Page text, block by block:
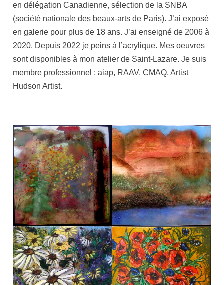
en délégation Canadienne, sélection de la SNBA
(société nationale des beaux-arts de Paris). J’ai exposé
en galerie pour plus de 18 ans. J’ai enseigné de 2006 à
2020. Depuis 2022 je peins à l’acrylique. Mes oeuvres
sont disponibles à mon atelier de Saint-Lazare. Je suis
membre professionnel : aiap, RAAV, CMAQ, Artist
Hudson Artist.